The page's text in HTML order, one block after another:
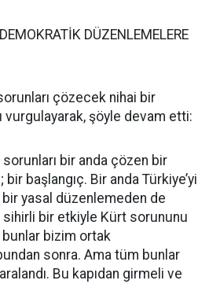
DÜZENLEMELERE
çözecek nihai bir
vurgulayarak, şöyle devam etti:
bir anda çözen bir
başlangıç. Bir anda Türkiye’yi
yasal düzenlemeden de
bir etkiyle Kürt sorununu
bizim ortak
sonra. Ama tüm bunlar
Bu kapıdan girmeli ve